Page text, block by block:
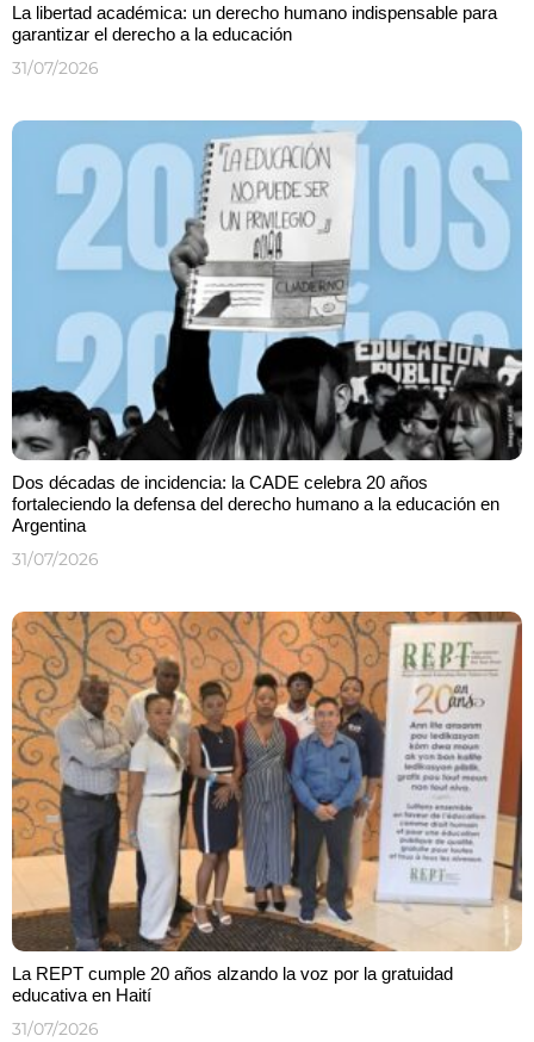
La libertad académica: un derecho humano indispensable para
garantizar el derecho a la educación
31/07/2026
Dos décadas de incidencia: la CADE celebra 20 años
fortaleciendo la defensa del derecho humano a la educación en
Argentina
31/07/2026
La REPT cumple 20 años alzando la voz por la gratuidad
educativa en Haití
31/07/2026